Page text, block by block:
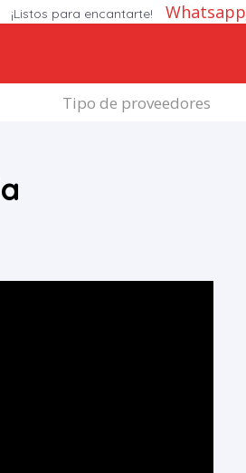
¡Listos para encantarte! Whatsapp
Tipo de proveedores